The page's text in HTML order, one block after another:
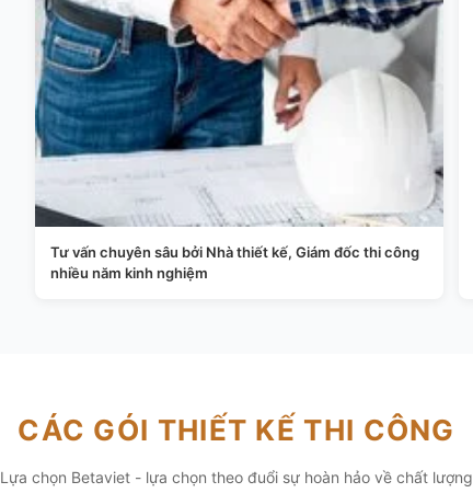
Tư vấn chuyên sâu bởi Nhà thiết kế, Giám đốc thi công
nhiều năm kinh nghiệm
CÁC GÓI THIẾT KẾ THI CÔNG
Lựa chọn Betaviet - lựa chọn theo đuổi sự hoàn hảo về chất lượng